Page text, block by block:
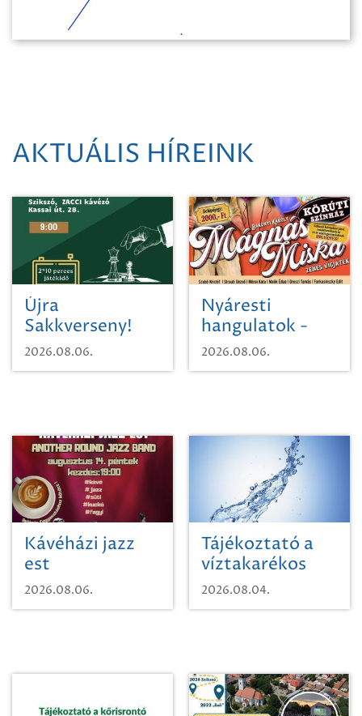
AKTUÁLIS HÍREINK
Újra
Sakkverseny!
2026.08.06.
Nyáresti
hangulatok -
Mágnás Miska
2026.08.06.
Kávéházi jazz
est
2026.08.06.
Tájékoztató a
víztakarékos
vízhasználatról
2026.08.04.